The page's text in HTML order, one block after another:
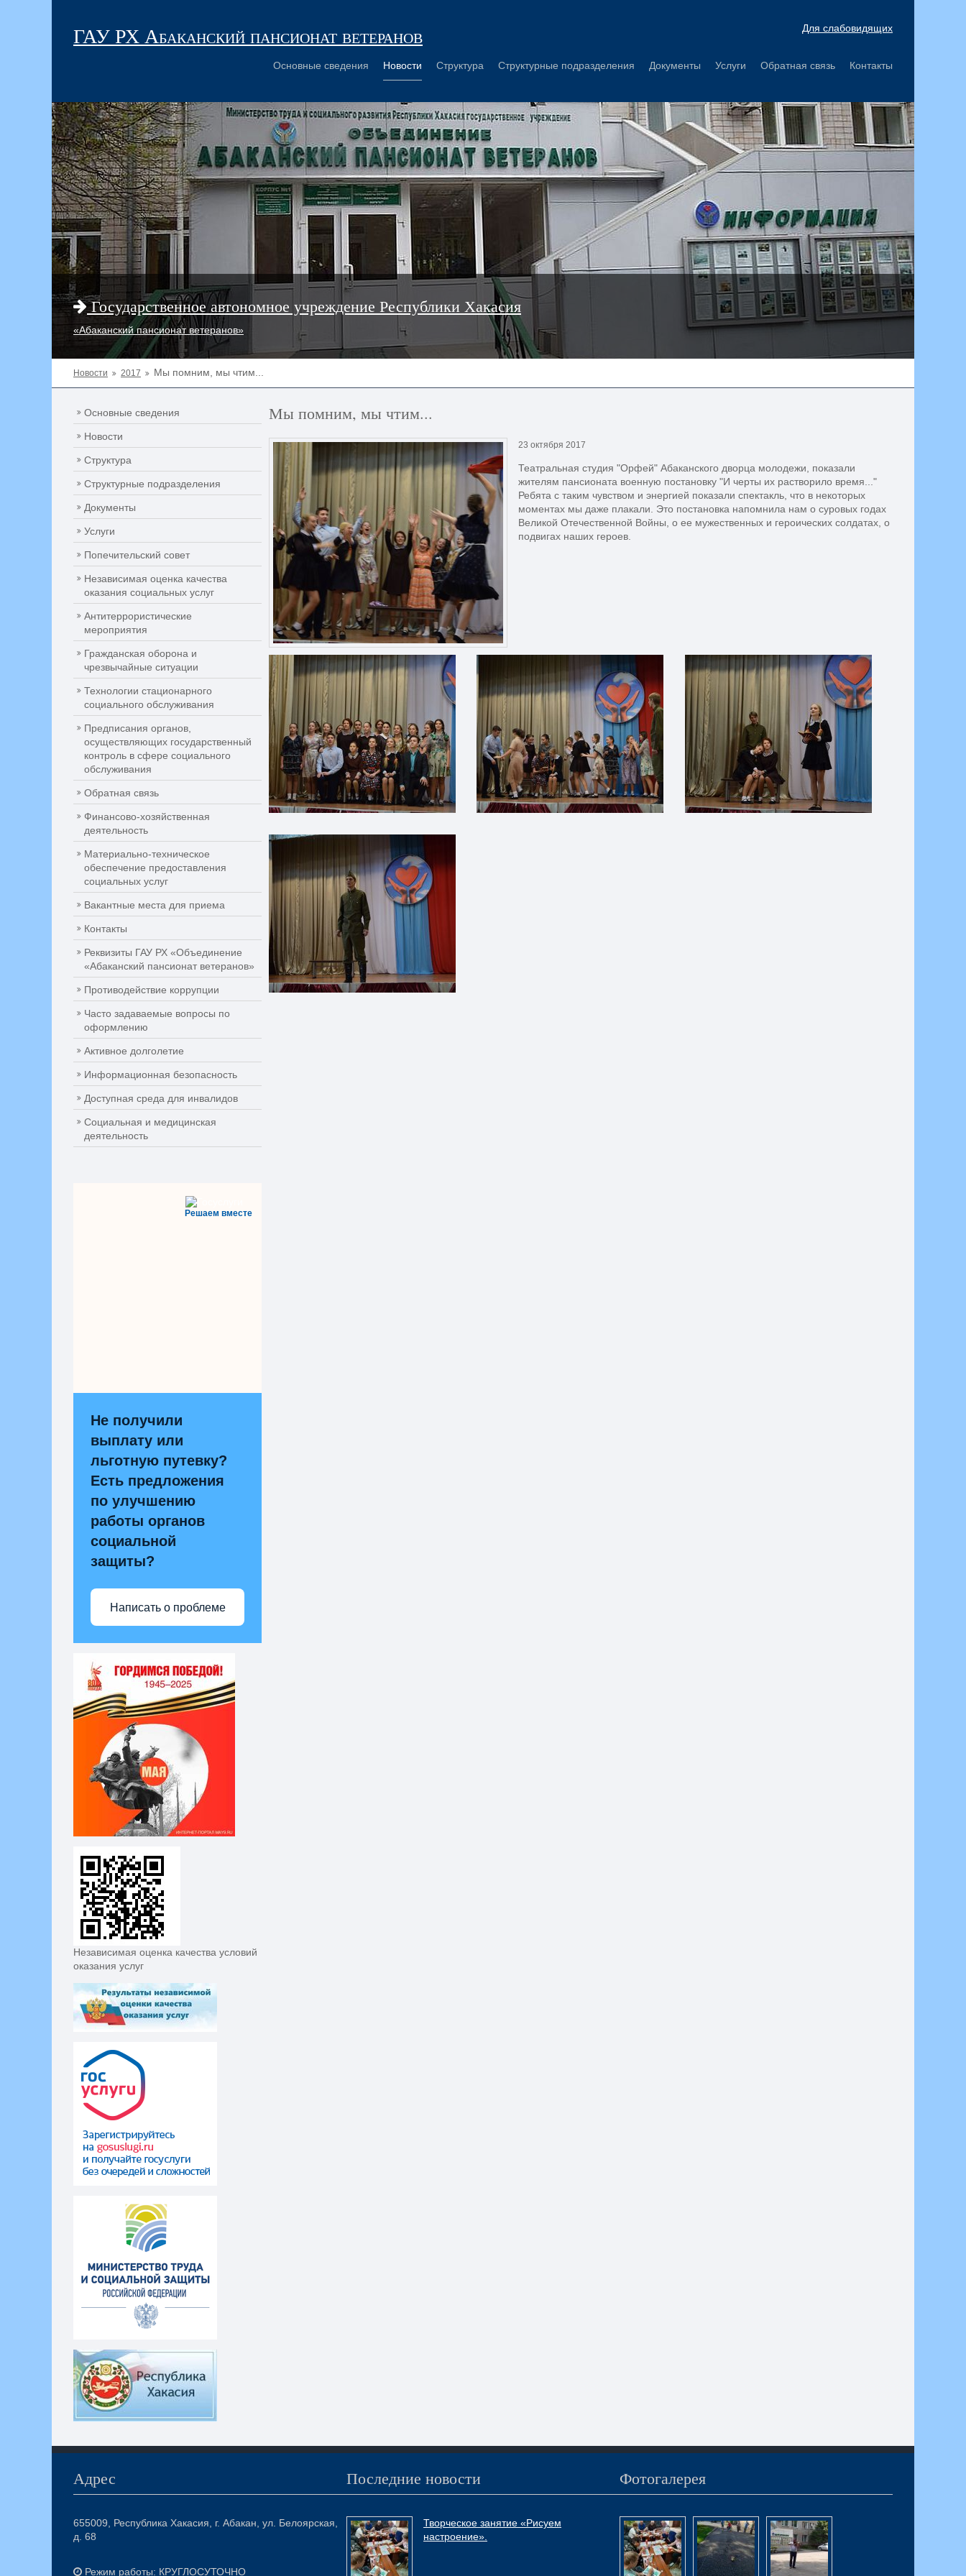
Для слабовидящих
ГАУ РХ Абаканский пансионат ветеранов
Основные сведения Новости Структура Структурные подразделения Документы Услуги Обратная связь Контакты
Государственное автономное учреждение Республики Хакасия
«Абаканский пансионат ветеранов»
Новости 2017 Мы помним, мы чтим...
Основные сведения
Новости
Структура
Структурные подразделения
Документы
Услуги
Попечительский совет
Независимая оценка качества
оказания социальных услуг
Антитеррористические
мероприятия
Гражданская оборона и
чрезвычайные ситуации
Технологии стационарного
социального обслуживания
Предписания органов,
осуществляющих государственный
контроль в сфере социального
обслуживания
Обратная связь
Финансово-хозяйственная
деятельность
Материально-техническое
обеспечение предоставления
социальных услуг
Вакантные места для приема
Контакты
Реквизиты ГАУ РХ «Объединение
«Абаканский пансионат ветеранов»
Противодействие коррупции
Часто задаваемые вопросы по
оформлению
Активное долголетие
Информационная безопасность
Доступная среда для инвалидов
Социальная и медицинская
деятельность
Решаем вместе
Не получили
выплату или
льготную путевку?
Есть предложения
по улучшению
работы органов
социальной
защиты?
Написать о проблеме
Независимая оценка качества условий
оказания услуг
Мы помним, мы чтим...
23 октября 2017
Театральная студия "Орфей" Абаканского дворца молодежи, показали
жителям пансионата военную постановку "И черты их растворило время..."
Ребята с таким чувством и энергией показали спектакль, что в некоторых
моментах мы даже плакали. Это постановка напомнила нам о суровых годах
Великой Отечественной Войны, о ее мужественных и героических солдатах, о
подвигах наших героев.
Адрес
655009, Республика Хакасия, г. Абакан, ул. Белоярская,
д. 68
Режим работы: КРУГЛОСУТОЧНО
Последние новости
Творческое занятие «Рисуем
настроение».
Фотогалерея